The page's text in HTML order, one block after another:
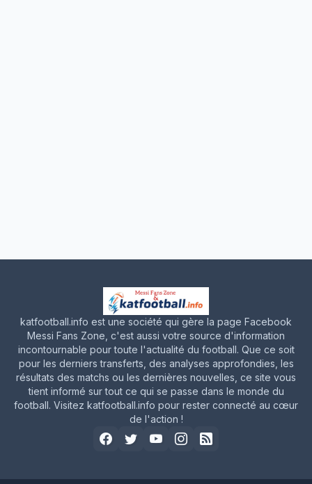
katfootball.info est une société qui gère la page Facebook
Messi Fans Zone, c'est aussi votre source d'information
incontournable pour toute l'actualité du football. Que ce soit
pour les derniers transferts, des analyses approfondies, les
résultats des matchs ou les dernières nouvelles, ce site vous
tient informé sur tout ce qui se passe dans le monde du
football. Visitez katfootball.info pour rester connecté au cœur
de l'action !